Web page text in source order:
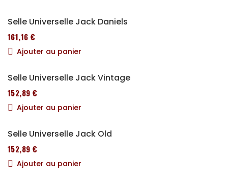
Selle Universelle Jack Daniels
161,16 €
Ajouter au panier
Selle Universelle Jack Vintage
152,89 €
Ajouter au panier
Selle Universelle Jack Old
152,89 €
Ajouter au panier